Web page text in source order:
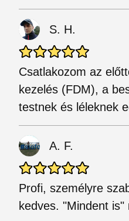
S. H.
Csatlakozom az
kezelés (FDM), a
testnek és léleknek
A. F.
Profi, személyre
kedves. "Mindent is"